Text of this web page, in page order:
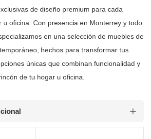
de diseño premium para cada
u oficina. Con presencia en Monterrey y todo
en una selección de muebles de
hechos para transformar tus
únicas que combinan funcionalidad y
de tu hogar u oficina.